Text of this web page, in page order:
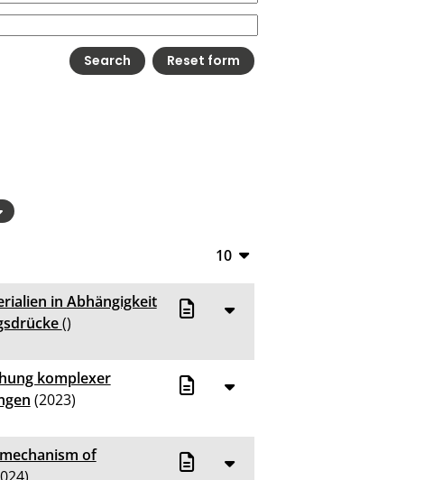
10
10
20
50
100
in Abhängigkeit
()
komplexer
(2023)
of